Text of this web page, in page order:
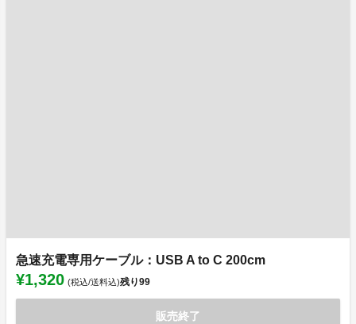
急速充電専用ケーブル：USB A to C 200cm
¥1,320 (税込/送料込)残り99
販売終了